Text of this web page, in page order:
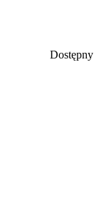
Dostępny